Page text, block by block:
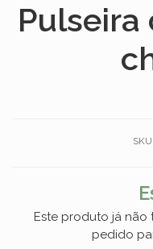
Pulseira
SKU:
Este produto já não
pedido